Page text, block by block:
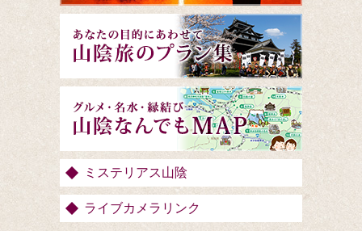
ミステリアス山陰
ライブカメラリンク